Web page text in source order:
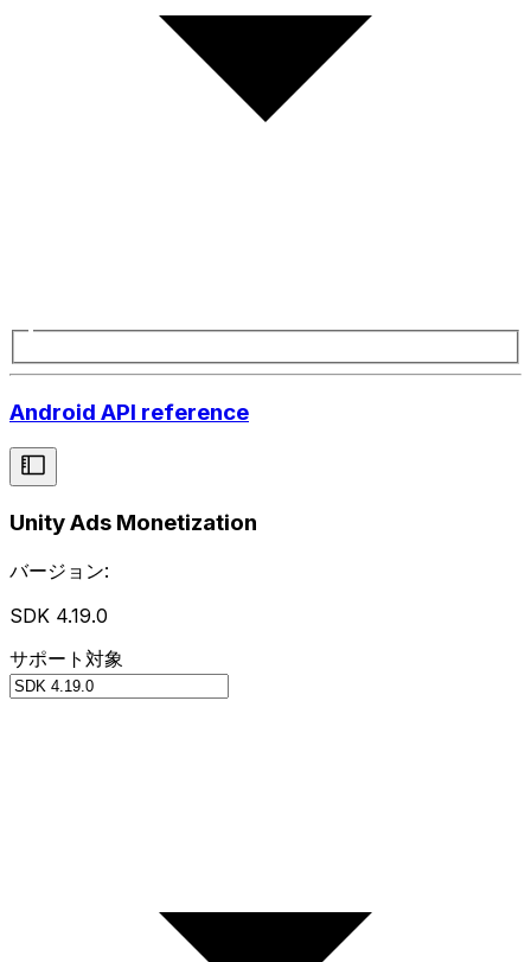
Android API reference
Unity Ads Monetization
バージョン:
SDK 4.19.0
サポート対象